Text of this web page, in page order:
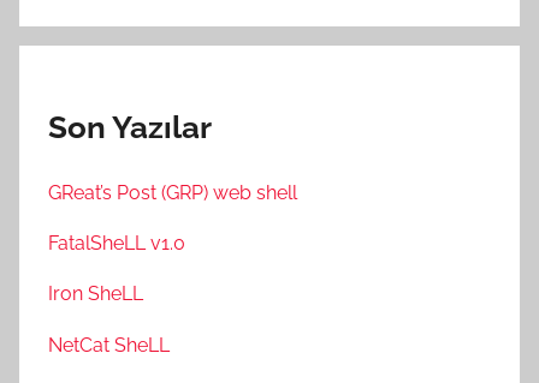
Son Yazılar
GReat’s Post (GRP) web shell
FatalSheLL v1.0
Iron SheLL
NetCat SheLL